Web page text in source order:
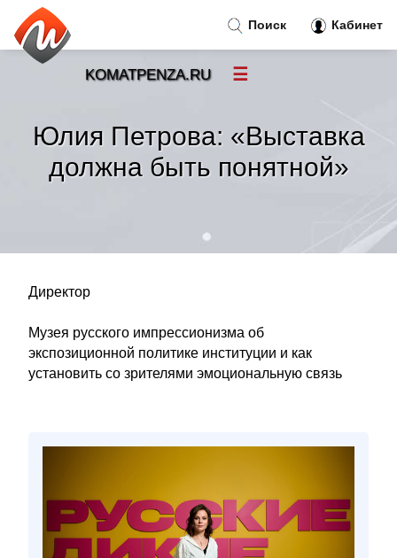
Юлия Петрова: «Выставка
должна быть понятной»
Директор
Музея русского импрессионизма об
экспозиционной политике институции и как
установить со зрителями эмоциональную связь
Поиск Кабинет
KOMATPENZA.RU ☰
Новости»
Тренды новостей»
Правила»